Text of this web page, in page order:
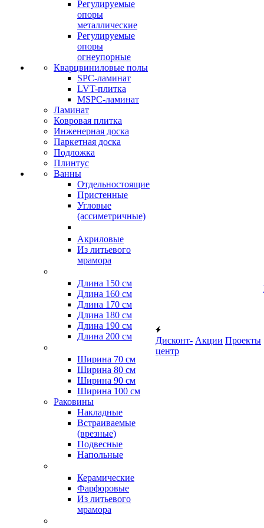
Регулируемые
опоры
металлические
Регулируемые
опоры
огнеупорные
Кварцвиниловые полы
SPC-ламинат
LVT-плитка
MSPC-ламинат
Ламинат
Ковровая плитка
Инженерная доска
Паркетная доска
Подложка
Плинтус
Ванны
Отдельностоящие
Пристенные
Угловые
(ассиметричные)
Акриловые
Из литьевого
мрамора
Длина 150 см
Длина 160 см
Длина 170 см
Длина 180 см
Длина 190 см
Длина 200 см
Ширина 70 см
Ширина 80 см
Ширина 90 см
Ширина 100 см
Раковины
Накладные
Встраиваемые
(врезные)
Подвесные
Напольные
Керамические
Фарфоровые
Из литьевого
мрамора
Дисконт-
центр
Акции Проекты